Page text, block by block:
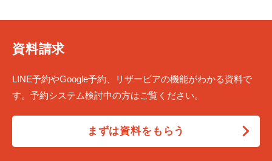
資料請求
LINE予約やGoogle予約、リザービアの機能がわかる資料で
す。予約システム検討中の方はご覧ください。
まずは資料をもらう